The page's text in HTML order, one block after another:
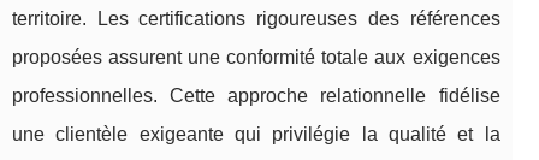
territoire. Les certifications rigoureuses des références
proposées assurent une conformité totale aux exigences
professionnelles. Cette approche relationnelle fidélise
une clientèle exigeante qui privilégie la qualité et la